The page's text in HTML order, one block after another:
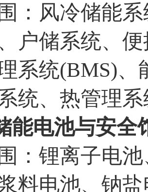
：风冷储能
户储系统、
系统(BMS)
统、热管理
能电池与安全
：锂离子电
料电池、钠